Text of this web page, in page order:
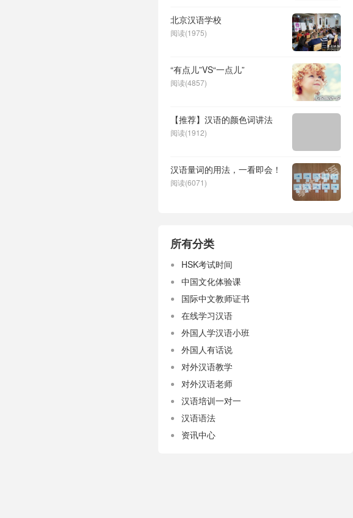
北京汉语学校
阅读(1975)
“有点儿”VS“一点儿”
阅读(4857)
【推荐】汉语的颜色词讲法
阅读(1912)
汉语量词的用法，一看即会！
阅读(6071)
所有分类
HSK考试时间
中国文化体验课
国际中文教师证书
在线学习汉语
外国人学汉语小班
外国人有话说
对外汉语教学
对外汉语老师
汉语培训一对一
汉语语法
资讯中心